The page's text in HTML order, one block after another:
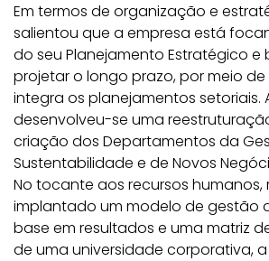
Em termos de organização e
salientou que a empresa está
do seu Planejamento Estratégico e
projetar o longo prazo, por meio
integra os planejamentos setoriais.
desenvolveu-se uma
criação dos Departamentos da
Sustentabilidade e de Novos
No tocante aos recursos humanos,
implantado um modelo de gestão
base em resultados e uma matriz
de uma universidade corporativa, a